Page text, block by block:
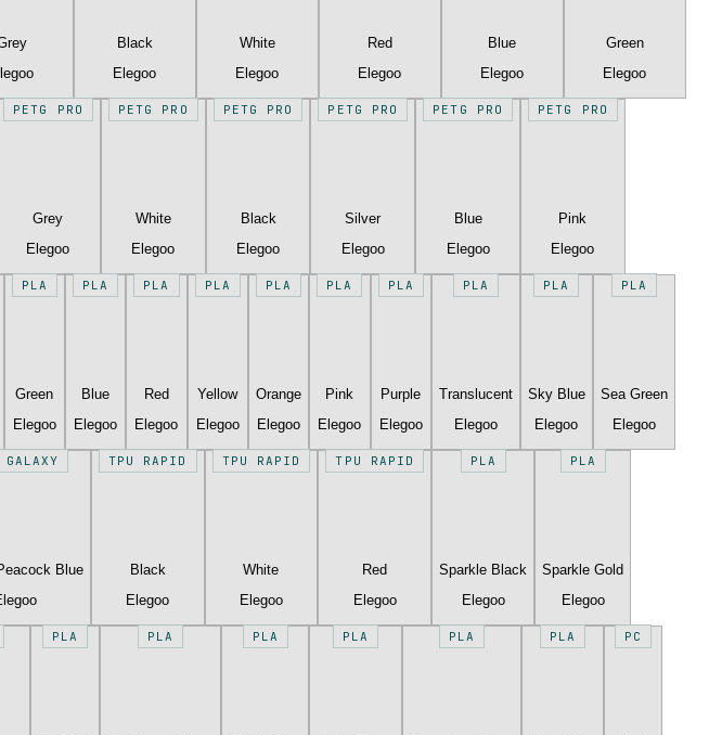
Black
Elegoo
White
Elegoo
Red
Elegoo
Blue
Elegoo
Green
Elegoo
PETG PRO
Grey
Elegoo
PETG PRO
White
Elegoo
PETG PRO
Black
Elegoo
PETG PRO
Silver
Elegoo
PETG PRO
Blue
Elegoo
PETG PRO
Pink
Elegoo
PLA
Green
Elegoo
PLA
Blue
Elegoo
PLA
Red
Elegoo
PLA
Yellow
Elegoo
PLA
Orange
Elegoo
PLA
Pink
Elegoo
PLA
Purple
Elegoo
PLA
Translucent
Elegoo
PLA
Sky Blue
Elegoo
PLA
Sea Green
Elegoo
Blue
TPU RAPID
Black
Elegoo
TPU RAPID
White
Elegoo
TPU RAPID
Red
Elegoo
PLA
Sparkle Black
Elegoo
PLA
Sparkle Gold
Elegoo
PLA PLA PLA PLA PLA PLA PC